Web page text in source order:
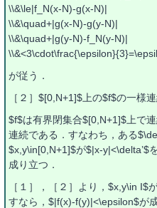
\\&\le|f_N(x-N)-g(x-N)|
\\&\quad+|g(x-N)-g(y-N)|
\\&\quad+|g(y-N)-f_N(y-N)|
が従う．
［２］$[0,N+1]$上の$f$の一様
$f$は有界閉集合$[0,N+1]$上で
連続である．すなわち，ある
$x,y\in[0,N+1]$が$|x-y|<\delta’$
成り立つ．
［１］，［２］より，$x,y\in I$
すなら，$|f(x)-f(y)|<\epsilon$が